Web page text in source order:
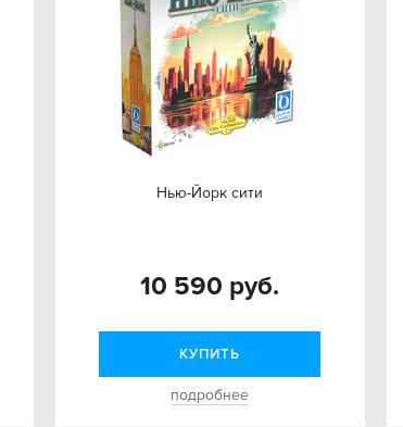
Нью-Йорк сити
10 590 руб.
КУПИТЬ
подробнее